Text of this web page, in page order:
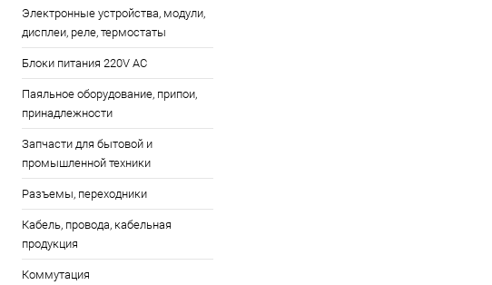
Электронные устройства, модули,
дисплеи, реле, термостаты
Блоки питания 220V AC
Паяльное оборудование, припои,
принадлежности
Запчасти для бытовой и
промышленной техники
Разъемы, переходники
Кабель, провода, кабельная
продукция
Коммутация